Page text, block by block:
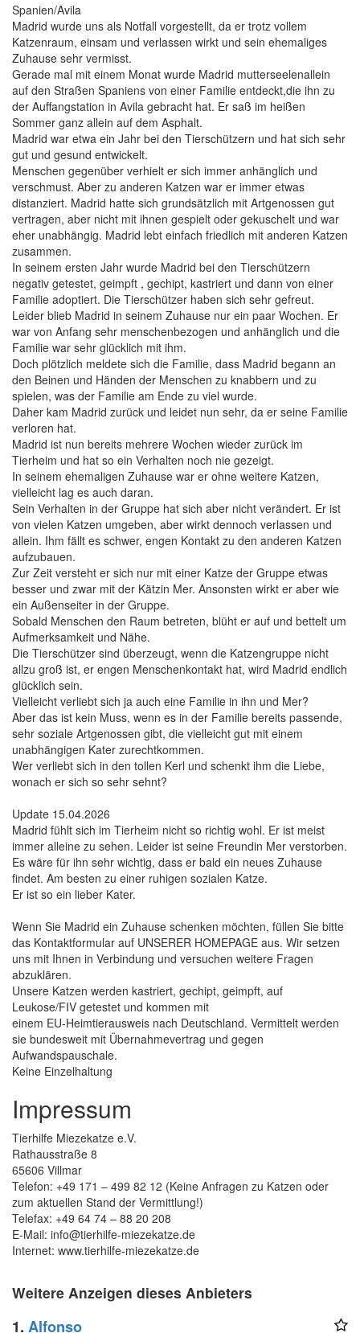
Spanien/Avila
Madrid wurde uns als Notfall vorgestellt, da er trotz vollem
Katzenraum, einsam und verlassen wirkt und sein ehemaliges
Zuhause sehr vermisst.
Gerade mal mit einem Monat wurde Madrid mutterseelenallein
auf den Straßen Spaniens von einer Familie entdeckt,die ihn zu
der Auffangstation in Avila gebracht hat. Er saß im heißen
Sommer ganz allein auf dem Asphalt.
Madrid war etwa ein Jahr bei den Tierschützern und hat sich sehr
gut und gesund entwickelt.
Menschen gegenüber verhielt er sich immer anhänglich und
verschmust. Aber zu anderen Katzen war er immer etwas
distanziert. Madrid hatte sich grundsätzlich mit Artgenossen gut
vertragen, aber nicht mit ihnen gespielt oder gekuschelt und war
eher unabhängig. Madrid lebt einfach friedlich mit anderen Katzen
zusammen.
In seinem ersten Jahr wurde Madrid bei den Tierschützern
negativ getestet, geimpft , gechipt, kastriert und dann von einer
Familie adoptiert. Die Tierschützer haben sich sehr gefreut.
Leider blieb Madrid in seinem Zuhause nur ein paar Wochen. Er
war von Anfang sehr menschenbezogen und anhänglich und die
Familie war sehr glücklich mit ihm.
Doch plötzlich meldete sich die Familie, dass Madrid begann an
den Beinen und Händen der Menschen zu knabbern und zu
spielen, was der Familie am Ende zu viel wurde.
Daher kam Madrid zurück und leidet nun sehr, da er seine Familie
verloren hat.
Madrid ist nun bereits mehrere Wochen wieder zurück im
Tierheim und hat so ein Verhalten noch nie gezeigt.
In seinem ehemaligen Zuhause war er ohne weitere Katzen,
vielleicht lag es auch daran.
Sein Verhalten in der Gruppe hat sich aber nicht verändert. Er ist
von vielen Katzen umgeben, aber wirkt dennoch verlassen und
allein. Ihm fällt es schwer, engen Kontakt zu den anderen Katzen
aufzubauen.
Zur Zeit versteht er sich nur mit einer Katze der Gruppe etwas
besser und zwar mit der Kätzin Mer. Ansonsten wirkt er aber wie
ein Außenseiter in der Gruppe.
Sobald Menschen den Raum betreten, blüht er auf und bettelt um
Aufmerksamkeit und Nähe.
Die Tierschützer sind überzeugt, wenn die Katzengruppe nicht
allzu groß ist, er engen Menschenkontakt hat, wird Madrid endlich
glücklich sein.
Vielleicht verliebt sich ja auch eine Familie in ihn und Mer?
Aber das ist kein Muss, wenn es in der Familie bereits passende,
sehr soziale Artgenossen gibt, die vielleicht gut mit einem
unabhängigen Kater zurechtkommen.
Wer verliebt sich in den tollen Kerl und schenkt ihm die Liebe,
wonach er sich so sehr sehnt?
Update 15.04.2026
Madrid fühlt sich im Tierheim nicht so richtig wohl. Er ist meist
immer alleine zu sehen. Leider ist seine Freundin Mer verstorben.
Es wäre für ihn sehr wichtig, dass er bald ein neues Zuhause
findet. Am besten zu einer ruhigen sozialen Katze.
Er ist so ein lieber Kater.
Wenn Sie Madrid ein Zuhause schenken möchten, füllen Sie bitte
das Kontaktformular auf UNSERER HOMEPAGE aus. Wir setzen
uns mit Ihnen in Verbindung und versuchen weitere Fragen
abzuklären.
Unsere Katzen werden kastriert, gechipt, geimpft, auf
Leukose/FIV getestet und kommen mit
einem EU-Heimtierausweis nach Deutschland. Vermittelt werden
sie bundesweit mit Übernahmevertrag und gegen
Aufwandspauschale.
Keine Einzelhaltung
Impressum
Tierhilfe Miezekatze e.V.
Rathausstraße 8
65606 Villmar
Telefon: +49 171 – 499 82 12 (Keine Anfragen zu Katzen oder
zum aktuellen Stand der Vermittlung!)
Telefax: +49 64 74 – 88 20 208
E-Mail: info@tierhilfe-miezekatze.de
Internet: www.tierhilfe-miezekatze.de
Weitere Anzeigen dieses Anbieters
1. Alfonso